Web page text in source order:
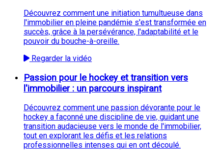
Découvrez comment une initiation tumultueuse dans
l'immobilier en pleine pandémie s'est transformée en
succès, grâce à la persévérance, l'adaptabilité et le
pouvoir du bouche-à-oreille.
Regarder la vidéo
Passion pour le hockey et transition vers
l'immobilier : un parcours inspirant
Découvrez comment une passion dévorante pour le
hockey a façonné une discipline de vie, guidant une
transition audacieuse vers le monde de l'immobilier,
tout en explorant les défis et les relations
professionnelles intenses qui en ont découlé.